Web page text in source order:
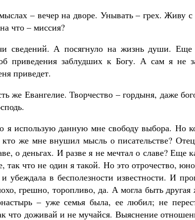
– вечер на дворе. Унывать – грех. Живу
что – миссия?
сведений. А посягнуло на жизнь души.
приведения заблудших к Богу. А сам я не
приведет.
же Евангелие. Творчество – гордыня, даже
я использую данную мне свободу выбора. Но
же мне внушил мысль о писательстве?
о деньгах. И разве я не мечтал о славе? Еще
что не один я такой. Но это отрочество,
убеждала в бесполезности известности. И
грешно, торопливо, да. А могла быть
– уже семья была, ее любил; не
что доживай и не мучайся. Выяснение
Как найти своё место в жизни
Кирилл Мурышев